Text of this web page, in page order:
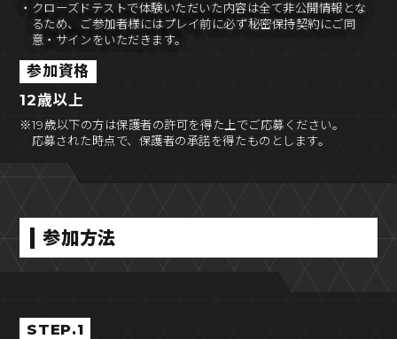
・クローズドテストで体験いただいた内容は全て非公開情報とな
るため、ご参加者様にはプレイ前に必ず秘密保持契約にご同
意・サインをいただきます。
参加資格
12歳以上
※19歳以下の方は保護者の許可を得た上でご応募ください。
応募された時点で、保護者の承諾を得たものとします。
参加方法
STEP.1